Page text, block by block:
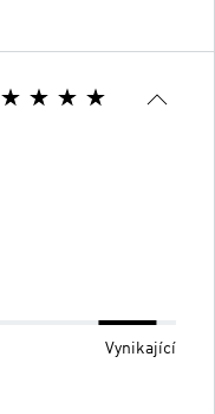
Vynikající